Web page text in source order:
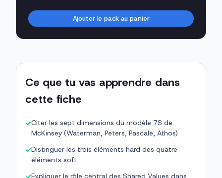
Ajouter le pack au panier
Ce que tu vas apprendre dans
cette fiche
✓Citer les sept dimensions du modèle 7S de
McKinsey (Waterman, Peters, Pascale, Athos)
✓Distinguer les trois éléments hard des quatre
éléments soft